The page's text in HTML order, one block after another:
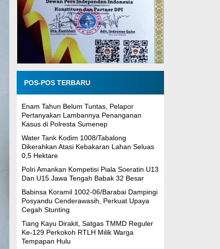
POS-POS TERBARU
Enam Tahun Belum Tuntas, Pelapor
Pertanyakan Lambannya Penanganan
Kasus di Polresta Sumenep
Water Tank Kodim 1008/Tabalong
Dikerahkan Atasi Kebakaran Lahan Seluas
0,5 Hektare
Polri Amankan Kompetisi Piala Soeratin U13
Dan U15 Jawa Tengah Babak 32 Besar
Babinsa Koramil 1002-06/Barabai Dampingi
Posyandu Cenderawasih, Perkuat Upaya
Cegah Stunting
Tiang Kayu Dirakit, Satgas TMMD Reguler
Ke-129 Perkokoh RTLH Milik Warga
Tempapan Hulu